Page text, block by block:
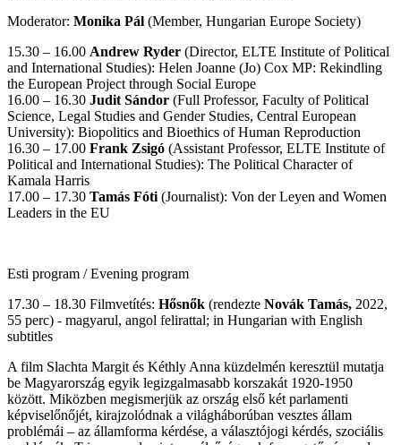
Moderator: Monika Pál (Member, Hungarian Europe Society)
15.30 – 16.00 Andrew Ryder (Director, ELTE Institute of Political
and International Studies): Helen Joanne (Jo) Cox MP: Rekindling
the European Project through Social Europe
16.00 – 16.30 Judit Sándor (Full Professor, Faculty of Political
Science, Legal Studies and Gender Studies, Central European
University): Biopolitics and Bioethics of Human Reproduction
16.30 – 17.00 Frank Zsigó (Assistant Professor, ELTE Institute of
Political and International Studies): The Political Character of
Kamala Harris
17.00 – 17.30 Tamás Fóti (Journalist): Von der Leyen and Women
Leaders in the EU
Esti program / Evening program
17.30 – 18.30 Filmvetítés: Hősnők (rendezte Novák Tamás, 2022,
55 perc) - magyarul, angol felirattal; in Hungarian with English
subtitles
A film Slachta Margit és Kéthly Anna küzdelmén keresztül mutatja
be Magyarország egyik legizgalmasabb korszakát 1920-1950
között. Miközben megismerjük az ország első két parlamenti
képviselőnőjét, kirajzolódnak a világháborúban vesztes állam
problémái – az államforma kérdése, a választójogi kérdés, szociális